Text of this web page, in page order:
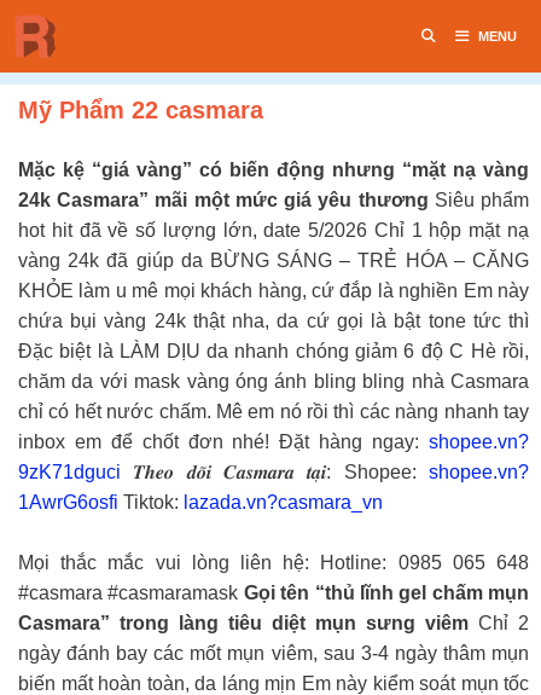
Chuyển
đến
nội
dung
MENU
Mỹ Phẩm 22 casmara
Mặc kệ “giá vàng” có biến động nhưng “mặt nạ vàng
24k Casmara” mãi một mức giá yêu thương Siêu phẩm
hot hit đã về số lượng lớn, date 5/2026 Chỉ 1 hộp mặt nạ
vàng 24k đã giúp da BỪNG SÁNG – TRẺ HÓA – CĂNG
KHỎE làm u mê mọi khách hàng, cứ đắp là nghiền Em này
chứa bụi vàng 24k thật nha, da cứ gọi là bật tone tức thì
Đặc biệt là LÀM DỊU da nhanh chóng giảm 6 độ C Hè rồi,
chăm da với mask vàng óng ánh bling bling nhà Casmara
chỉ có hết nước chấm. Mê em nó rồi thì các nàng nhanh tay
inbox em để chốt đơn nhé! Đặt hàng ngay: shopee.vn?
9zK71dguci 𝑻𝒉𝒆𝒐 𝒅𝒐̃𝒊 𝑪𝒂𝒔𝒎𝒂𝒓𝒂 𝒕𝒂̣𝒊: Shopee: shopee.vn?
1AwrG6osfi Tiktok: lazada.vn?casmara_vn
Mọi thắc mắc vui lòng liên hệ: Hotline: 0985 065 648
#casmara #casmaramask Gọi tên “thủ lĩnh gel chấm mụn
Casmara” trong làng tiêu diệt mụn sưng viêm Chỉ 2
ngày đánh bay các mốt mụn viêm, sau 3-4 ngày thâm mụn
biến mất hoàn toàn, da láng mịn Em này kiểm soát mụn tốc